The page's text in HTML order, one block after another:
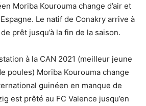
Moriba Kourouma change d’air et
Le natif de Conakry arrive à
prêt jusqu’à la fin de la saison.
à la CAN 2021 (meilleur jeune
poules) Moriba Kourouma change
guinéen en manque de
est prêté au FC Valence jusqu’en